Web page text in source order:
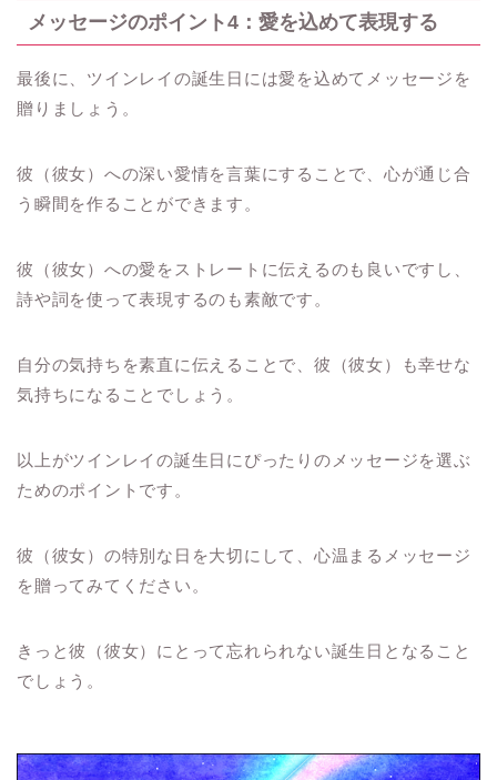
メッセージのポイント4：愛を込めて表現する
最後に、ツインレイの誕生日には愛を込めてメッセージを
贈りましょう。
彼（彼女）への深い愛情を言葉にすることで、心が通じ合
う瞬間を作ることができます。
彼（彼女）への愛をストレートに伝えるのも良いですし、
詩や詞を使って表現するのも素敵です。
自分の気持ちを素直に伝えることで、彼（彼女）も幸せな
気持ちになることでしょう。
以上がツインレイの誕生日にぴったりのメッセージを選ぶ
ためのポイントです。
彼（彼女）の特別な日を大切にして、心温まるメッセージ
を贈ってみてください。
きっと彼（彼女）にとって忘れられない誕生日となること
でしょう。